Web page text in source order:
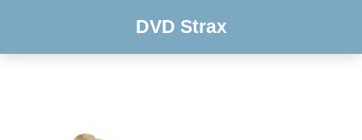
DVD Strax